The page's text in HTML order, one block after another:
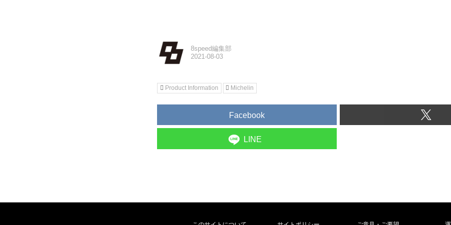
8speed編集部
Product Information Michelin
Facebook
LINE